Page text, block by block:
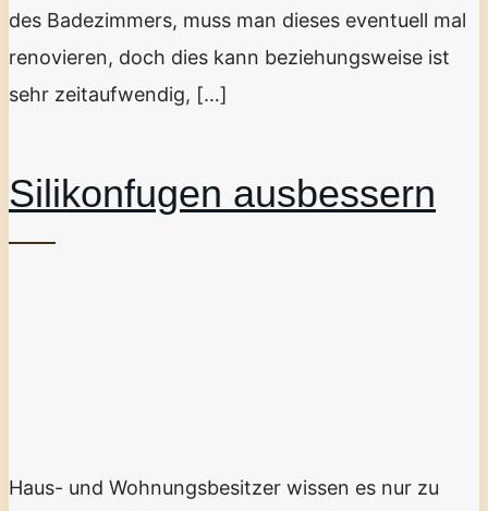
des Badezimmers, muss man dieses eventuell mal
renovieren, doch dies kann beziehungsweise ist
sehr zeitaufwendig, […]
Silikonfugen ausbessern
Haus- und Wohnungsbesitzer wissen es nur zu